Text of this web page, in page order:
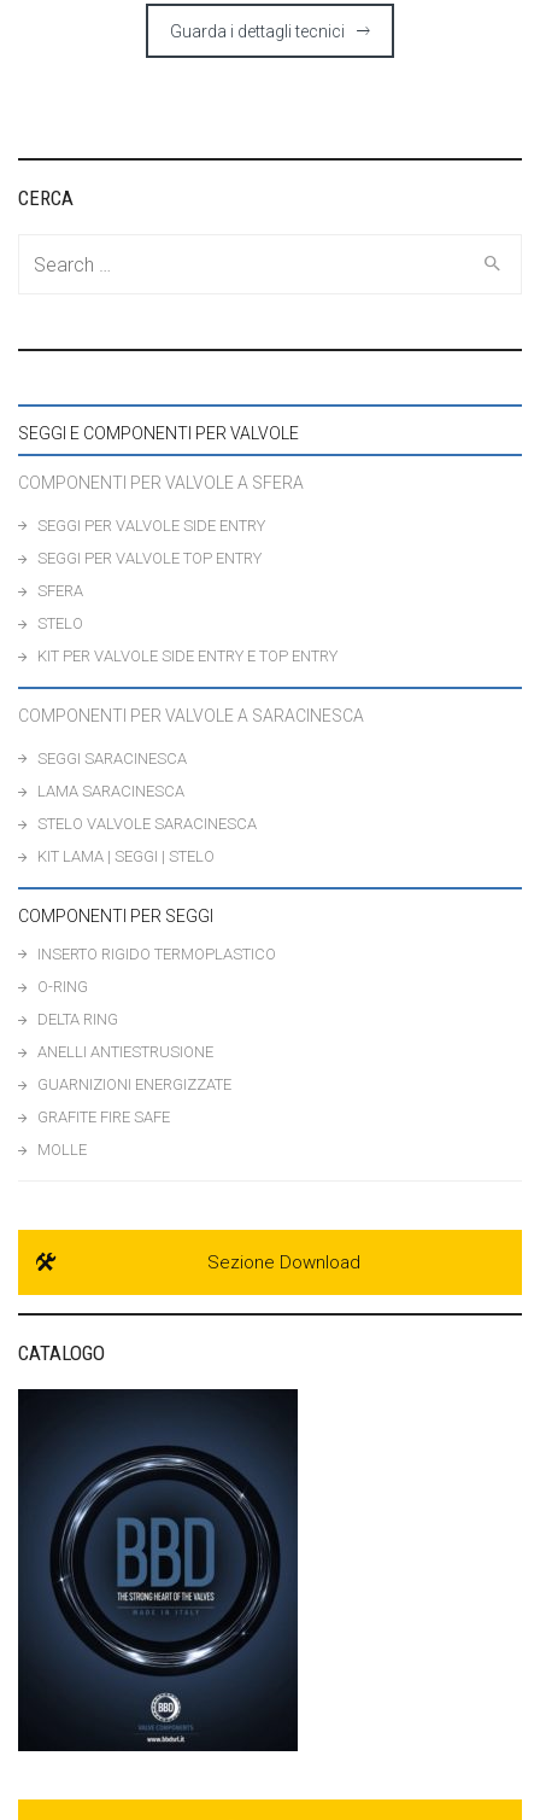
Guarda i dettagli tecnici
CERCA
SEGGI E COMPONENTI PER VALVOLE
COMPONENTI PER VALVOLE A SFERA
SEGGI PER VALVOLE SIDE ENTRY
SEGGI PER VALVOLE TOP ENTRY
SFERA
STELO
KIT PER VALVOLE SIDE ENTRY E TOP ENTRY
COMPONENTI PER VALVOLE A SARACINESCA
SEGGI SARACINESCA
LAMA SARACINESCA
STELO VALVOLE SARACINESCA
KIT LAMA | SEGGI | STELO
COMPONENTI PER SEGGI
INSERTO RIGIDO TERMOPLASTICO
O-RING
DELTA RING
ANELLI ANTIESTRUSIONE
GUARNIZIONI ENERGIZZATE
GRAFITE FIRE SAFE
MOLLE
Sezione Download
CATALOGO